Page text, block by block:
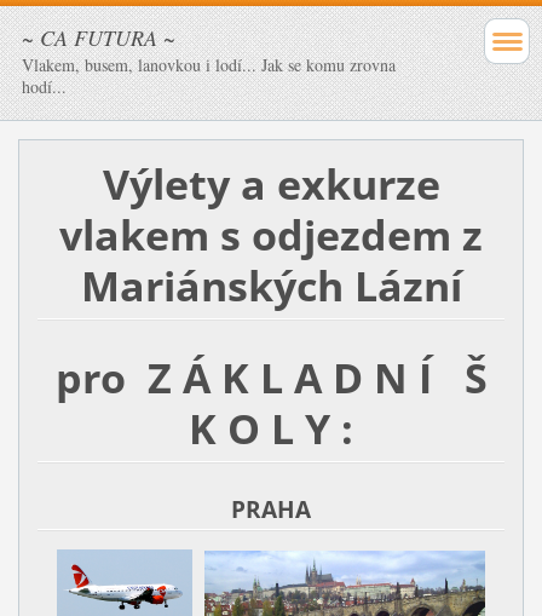
~ CA FUTURA ~
Vlakem, busem, lanovkou i lodí... Jak se komu zrovna
hodí...
Výlety a exkurze
vlakem s odjezdem z
Mariánských Lázní
pro Z Á K L A D N Í Š
K O L Y :
PRAHA